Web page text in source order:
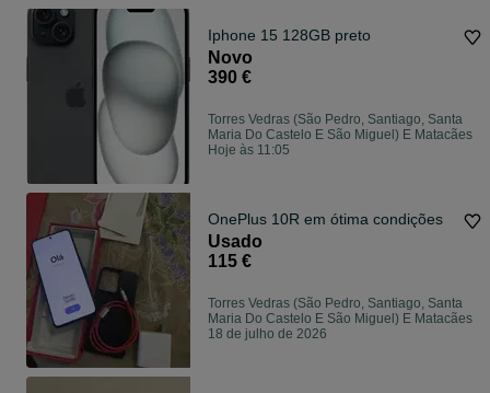
Iphone 15 128GB preto
Novo
390 €
Torres Vedras (São Pedro, Santiago, Santa
Maria Do Castelo E São Miguel) E Matacães
Hoje às 11:05
OnePlus 10R em ótima condições
Usado
115 €
Torres Vedras (São Pedro, Santiago, Santa
Maria Do Castelo E São Miguel) E Matacães
18 de julho de 2026